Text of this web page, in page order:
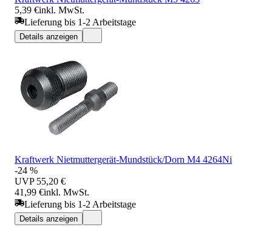
5,39 €inkl. MwSt.
Lieferung bis 1-2 Arbeitstage
Details anzeigen
Kraftwerk Nietmuttergerät-Mundstück/Dorn M4 4264Ni
-24 %
UVP 55,20 €
41,99 €inkl. MwSt.
Lieferung bis 1-2 Arbeitstage
Details anzeigen